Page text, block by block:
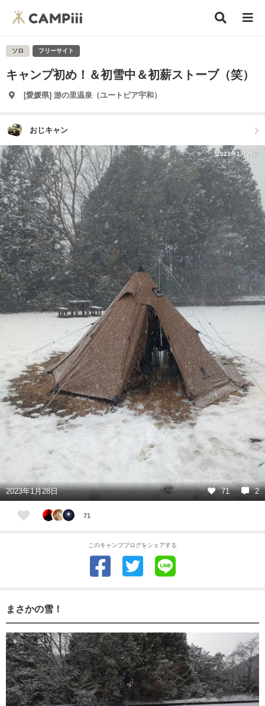
ソロ フリーサイト
キャンプ初め！＆初雪中＆初薪ストーブ（笑）
[愛媛県] 游の里温泉（ユートピア宇和）
おじキャン
2023年1月29日
2023年1月28日 71 2
71
このキャンプブログをシェアする
まさかの雪！